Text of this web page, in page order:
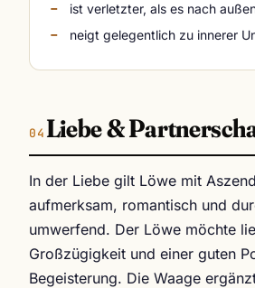
ist verletzter, als es nach
neigt gelegentlich zu innerer
Liebe &
In der Liebe gilt Löwe mit
aufmerksam, romantisch und
umwerfend. Der Löwe möchte
Großzügigkeit und einer guten
Begeisterung. Die Waage